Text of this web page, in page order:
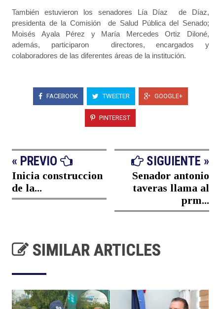
También estuvieron los senadores Lía Díaz de Díaz,
presidenta de la Comisión de Salud Pública del Senado;
Moisés Ayala Pérez y María Mercedes Ortiz Diloné,
además, participaron directores, encargados y
colaboradores de las diferentes áreas de la institución.
FACEBOOK TWEETER GOOGLE+
PINTEREST
« PREVIO
Inicia construccion
de la...
SIGUIENTE »
Senador antonio
taveras llama al
prm...
SIMILAR ARTICLES